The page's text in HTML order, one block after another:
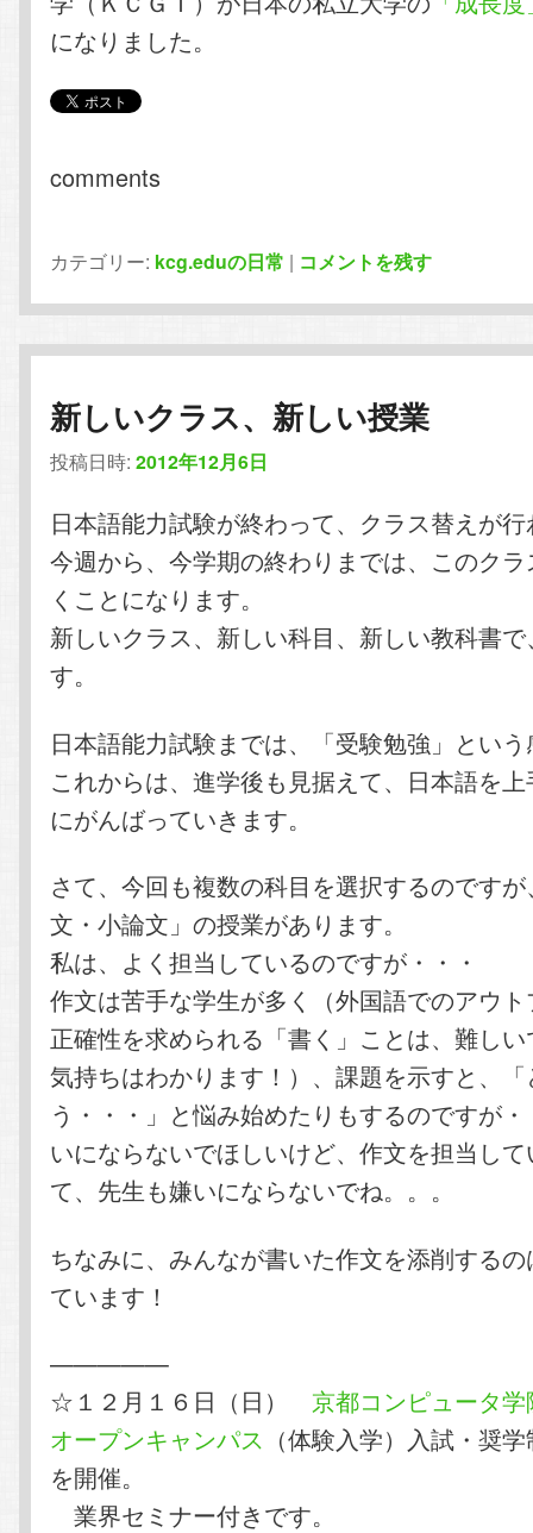
になりました。
comments
カテゴリー: kcg.eduの日常 | コメントを残す
新しいクラス、新しい授業
投稿日時:2012年12月6日
日本語能力試験が終わって、クラス替えが
今週から、今学期の終わりまでは、このク
くことになります。
新しいクラス、新しい科目、新しい教科書
す。
日本語能力試験までは、「受験勉強」とい
これからは、進学後も見据えて、日本語を
にがんばっていきます。
さて、今回も複数の科目を選択するのです
文・小論文」の授業があります。
私は、よく担当しているのですが・・・
作文は苦手な学生が多く（外国語でのアウ
正確性を求められる「書く」ことは、難し
気持ちはわかります！）、課題を示すと、
う・・・」と悩み始めたりもするのですが
いにならないでほしいけど、作文を担当し
て、先生も嫌いにならないでね。。。
ちなみに、みんなが書いた作文を添削する
ています！
—————
☆１２月１６日（日） 京都コンピュータ
オープンキャンパス （体験入学）入試・奨
を開催。
業界セミナー付きです。